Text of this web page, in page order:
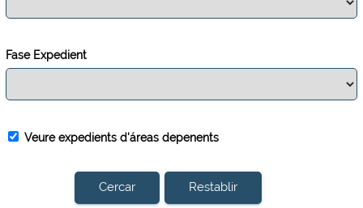
Fase Expedient
Veure expedients d'áreas depenents